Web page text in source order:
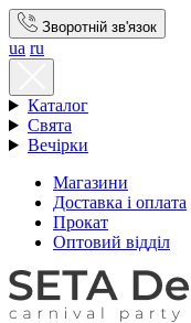
Зворотній зв'язок
ua ru
Каталог
Свята
Вечірки
Магазини
Доставка і оплата
Прокат
Оптовий відділ